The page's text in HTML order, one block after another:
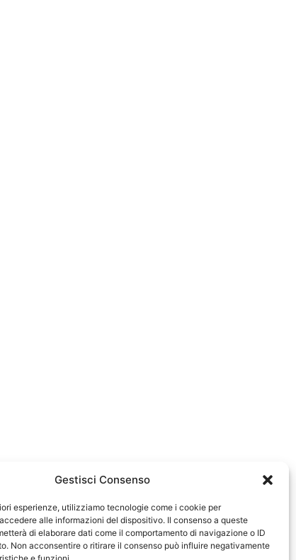
Gestisci Consenso
esperienze, utilizziamo tecnologie come i cookie per
alle informazioni del dispositivo. Il consenso a queste
di elaborare dati come il comportamento di navigazione o ID
Non acconsentire o ritirare il consenso può influire negativamente